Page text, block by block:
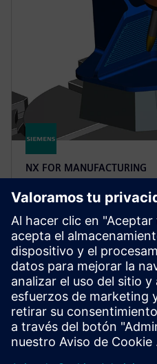
NX FOR MANUFACTURING
NX X
Premium
Simplifique la
NX Manufacturing
producto Advanced, con
impulsado por tecnologías